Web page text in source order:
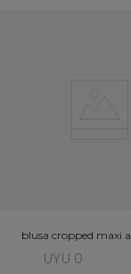
blusa cropped maxi
UYU 0